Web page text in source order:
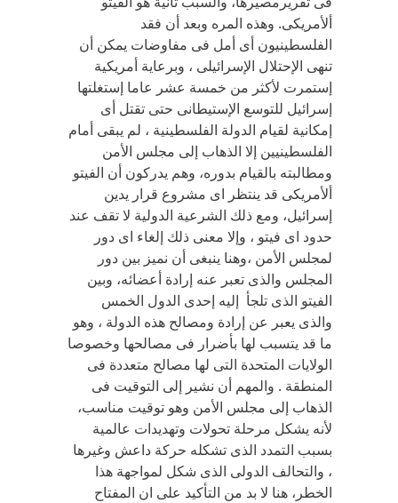
ألأمريكى. وهذه المره وبعد أن فقد
الفلسطينيون أى أمل فى مفاوضات يمكن أن
تنهى الإحتلال الإسرائيلى ، وبرعاية أمريكية
إستمرت لأكثر من خمسة عشر عاما إستغلتها
إسرائيل للتوسع الإستيطانى حتى تقتل أى
إمكانية لقيام الدولة الفلسطينية ، لم يبقى أمام
الفلسطينيين إلا الذهاب إلى مجلس الأمن
ومطالبته بالقيام بدوره، وهم يدركون أن الفيتو
ألأمريكى قد ينتظر اى مشروع قرار يدين
إسرائيل، ومع ذلك الشرعية الدولية لا تقف عند
حدود اى فيتو ، وإلا معنى ذلك إلغاء اى دور
لمجلس الأمن ،وهنا ينبغى أن نميز بين دور
المجلس والذى تعبر عنه إرادة أعضائه، وبين
الفيتو الذى تلجأ إليه إحدى الدول الخمس
والذى يعبر عن إرادة ومصالح هذه الدولة ، وهو
ما قد يتسبب لها بأضرار فى مصالحها وخصوصا
الولايات المتحدة التى لها مصالح متعددة فى
المنطقة . والمهم أن نشير إلى التوقيت فى
الذهاب إلى مجلس الأمن وهو توقيت مناسب،
لأنه يشكل مرحلة تحولات وتهديدات عالمية
بسبب التمدد الذى تشكله حركة داعش وغيرها
، والتحالف الدولى الذى شكل لمواجهة هذا
الخطر، هنا لا بد من التأكيد على ان المفتاح